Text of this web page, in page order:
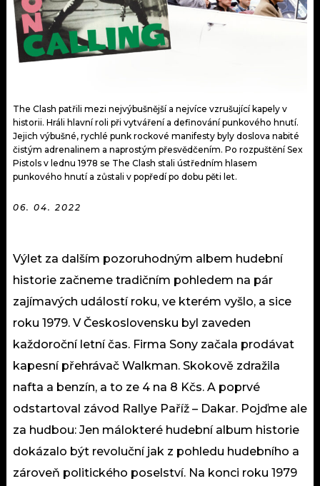
TRENDY
KULTURA
OSTATNÍ
The Clash patřili mezi nejvýbušnější a nejvíce vzrušující kapely v
historii. Hráli hlavní roli při vytváření a definování punkového hnutí.
Jejich výbušné, rychlé punk rockové manifesty byly doslova nabité
čistým adrenalinem a naprostým přesvědčením. Po rozpuštění Sex
Pistols v lednu 1978 se The Clash stali ústředním hlasem
punkového hnutí a zůstali v popředí po dobu pěti let.
06. 04. 2022
Výlet za dalším pozoruhodným albem hudební
historie začneme tradičním pohledem na pár
zajímavých událostí roku, ve kterém vyšlo, a sice
roku 1979. V Československu byl zaveden
každoroční letní čas. Firma Sony začala prodávat
kapesní přehrávač Walkman. Skokově zdražila
nafta a benzín, a to ze 4 na 8 Kčs. A poprvé
odstartoval závod Rallye Paříž – Dakar. Pojďme ale
za hudbou: Jen málokteré hudební album historie
dokázalo být revoluční jak z pohledu hudebního a
zároveň politického poselství. Na konci roku 1979